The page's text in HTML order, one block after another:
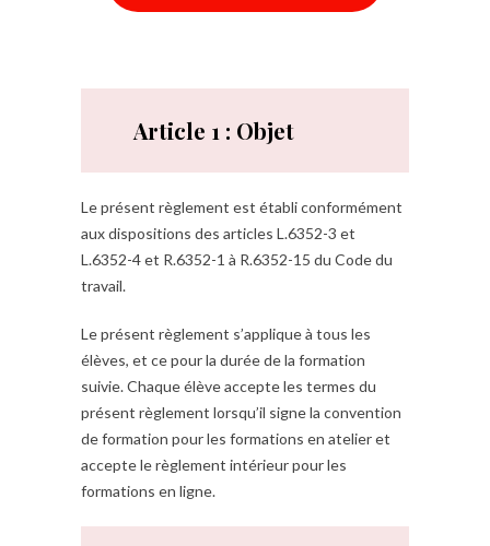
Article 1 : Objet
Le présent règlement est établi conformément
aux dispositions des articles L.6352-3 et
L.6352-4 et R.6352-1 à R.6352-15 du Code du
travail.
Le présent règlement s’applique à tous les
élèves, et ce pour la durée de la formation
suivie. Chaque élève accepte les termes du
présent règlement lorsqu’il signe la convention
de formation pour les formations en atelier et
accepte le règlement intérieur pour les
formations en ligne.